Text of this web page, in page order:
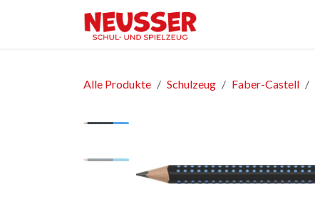
Alle Produkte Schulzeug Faber-Castell